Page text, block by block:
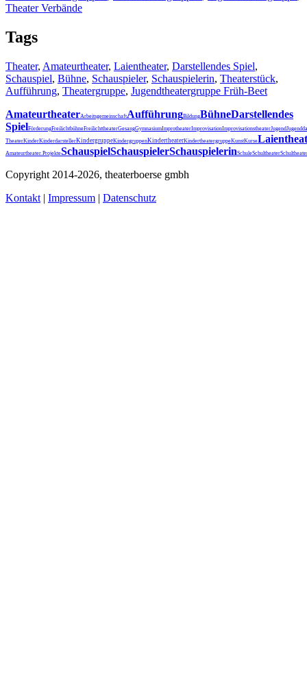
Theater Verbände
Tags
Theater, Amateurtheater, Laientheater, Darstellendes Spiel,
Schauspiel, Bühne, Schauspieler, Schauspielerin, Theaterstück,
Aufführung, Theatergruppe, Jugendtheatergruppe Früh-Beet
AmateurtheaterArbeitsgemeinschaftAufführungBildungBühneDarstellendes
SpielFörderungFreilichtbühneFreilichttheaterGesangGymnasiumImprotheaterImprovisationImprovisationstheaterJugend
TheaterKinderKinderdarstellerKindergruppeKindergruppenKindertheaterKindertheatergruppeKunstKurse
Amateurtheater. ProjekteSchauspielSchauspielerSchauspielerinSchuleSchultheater
Copyright 2014-2026, theaterboerse gmbh
Kontakt | Impressum | Datenschutz